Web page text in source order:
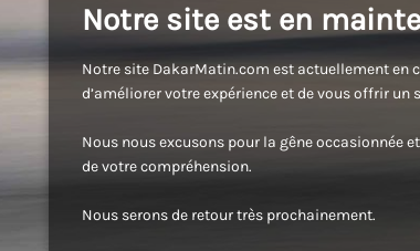
Notre site est en
Notre site DakarMatin.com est actuellement en
d’améliorer votre expérience et de vous offrir un
Nous nous excusons pour la gêne occasionnée
de votre compréhension.
Nous serons de retour très prochainement.